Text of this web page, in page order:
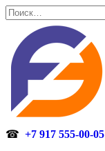
Перейти
к
содержанию
Search
for:
☎ +7 917 555-00-05